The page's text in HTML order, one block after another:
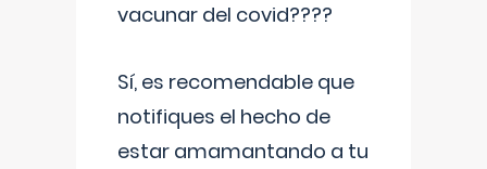
vacunar del covid????
Sí, es recomendable que
notifiques el hecho de
estar amamantando a tu